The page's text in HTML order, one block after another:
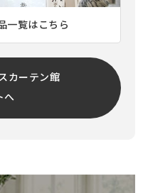
一覧はこちら
カーテン館
へ